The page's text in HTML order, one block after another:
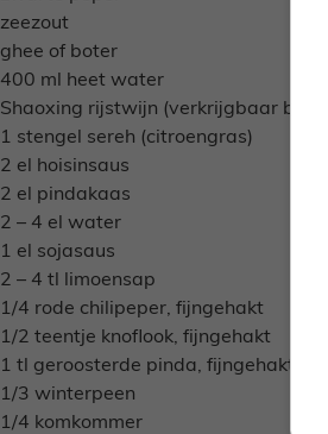
zeezout
ghee of boter
400 ml heet water
Shaoxing rijstwijn (verkrijgbaar bij
1 stengel sereh (citroengras)
2 el hoisinsaus
2 el pindakaas
2 – 4 el water
1 el sojasaus
2 – 4 tl limoensap
1/4 rode chilipeper, fijngehakt
1/2 teentje knoflook, fijngehakt
1 tl geroosterde pinda, fijngehakt
1/3 winterpeen
1/4 komkommer